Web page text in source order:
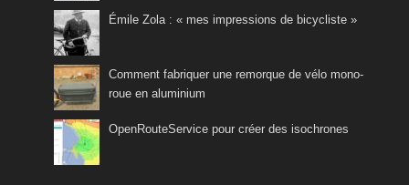
Émile Zola : « mes impressions de bicycliste »
Comment fabriquer une remorque de vélo mono-
roue en aluminium
OpenRouteService pour créer des isochrones